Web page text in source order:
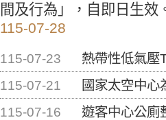
間及行為」，自即日生效
115-07-28
115-07-23
熱帶性低氣壓
115-07-21
國家太空中心為辦理
115-07-16
遊客中心公廁